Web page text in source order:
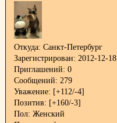
Откуда: Санкт-Петербург
Зарегистрирован: 2012-12-18
Приглашений: 0
Сообщений: 279
Уважение: [+112/-4]
Позитив: [+160/-3]
Пол: Женский